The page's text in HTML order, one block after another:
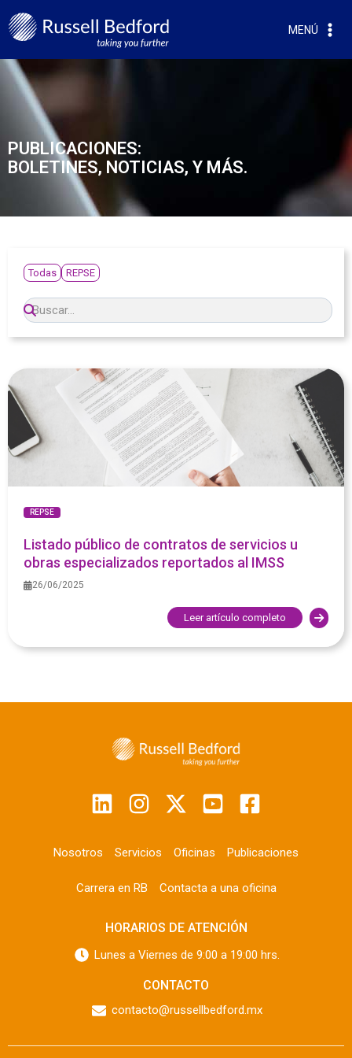
MENÚ
PUBLICACIONES:
BOLETINES, NOTICIAS, Y MÁS.
Todas REPSE
REPSE
Listado público de contratos de servicios u
obras especializados reportados al IMSS
26/06/2025
Leer artículo completo
Nosotros Servicios Oficinas Publicaciones
Carrera en RB Contacta a una oficina
HORARIOS DE ATENCIÓN
Lunes a Viernes de 9:00 a 19:00 hrs.
CONTACTO
contacto@russellbedford.mx